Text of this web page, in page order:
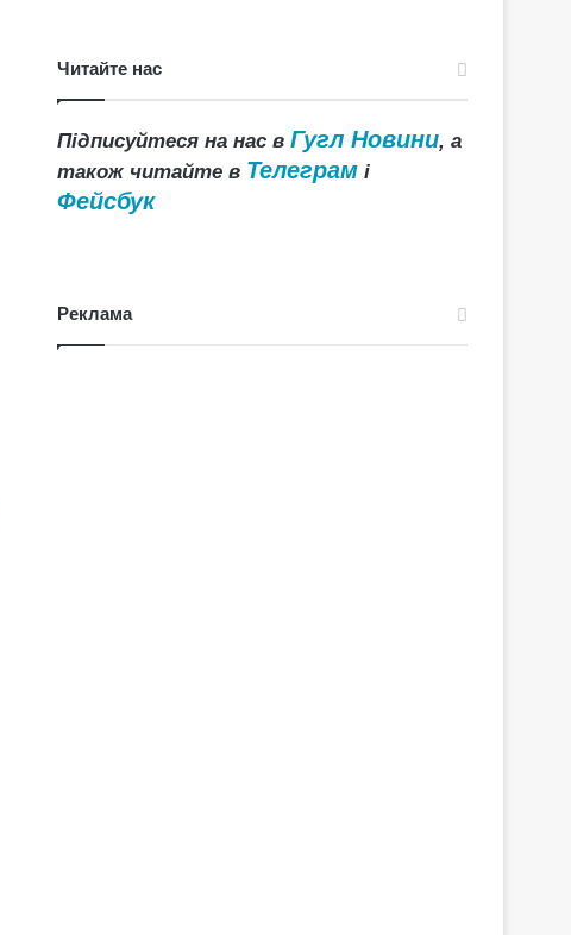
Читайте нас
Підписуйтеся на нас вГугл Новини, а
також читайте в Телеграм і
Фейсбук
Реклама